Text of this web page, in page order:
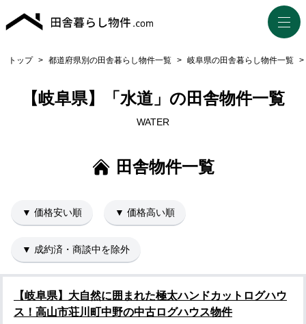
トップ > 都道府県別の田舎暮らし物件一覧 > 岐阜県の田舎暮らし物件一覧 >
【岐阜県】「水道」の田舎物件一覧
WATER
田舎物件一覧
▼ 価格安い順 ▼ 価格高い順
▼ 成約済・商談中を除外
【岐阜県】大自然に囲まれた極太ハンドカットログハウ
ス！高山市荘川町中野の中古ログハウス物件